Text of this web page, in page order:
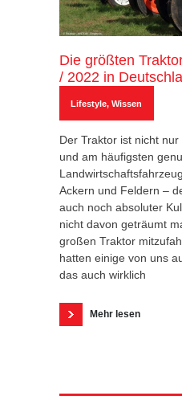
Die größten
/ 2022 in
Lifestyle, Wissen
Der Traktor ist nicht
und am häufigsten
Ackern und Feldern –
auch noch absoluter
nicht davon geträumt
großen Traktor
hatten einige von uns
das auch wirklich
Mehr lesen